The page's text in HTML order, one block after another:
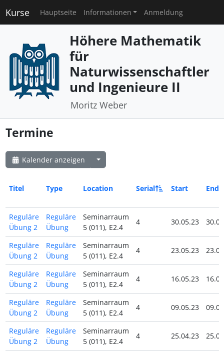
Kurse Hauptseite Informationen Anmeldung
Höhere Mathematik
für
Naturwissenschaftler
und Ingenieure II
Moritz Weber
Termine
Kalender anzeigen
Titel Type Location Serial Start End
Reguläre
Übung 2
Reguläre
Übung
Seminarraum
5 (011), E2.4
4 30.05.23
Reguläre
Übung 2
Reguläre
Übung
Seminarraum
5 (011), E2.4
4 23.05.23
Reguläre
Übung 2
Reguläre
Übung
Seminarraum
5 (011), E2.4
4 16.05.23
Reguläre
Übung 2
Reguläre
Übung
Seminarraum
5 (011), E2.4
4 09.05.23
Reguläre
Übung 2
Reguläre
Übung
Seminarraum
5 (011), E2.4
4 25.04.23